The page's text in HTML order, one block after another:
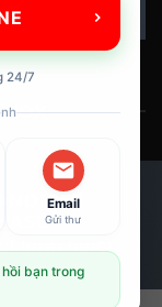
BOX
GET
24/7
Email
Gửi thư
bạn trong